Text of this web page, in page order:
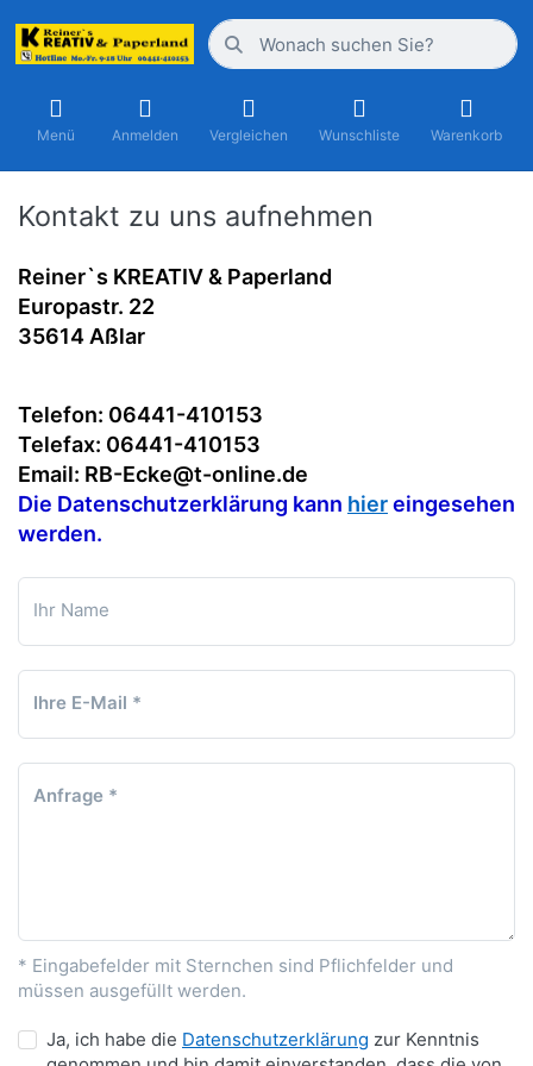
Menü Anmelden Vergleichen Wunschliste Warenkorb
Kontakt zu uns aufnehmen
Reiner`s KREATIV & Paperland
Europastr. 22
35614 Aßlar
Telefon: 06441-410153
Telefax: 06441-410153
Email: RB-Ecke@t-online.de
Die Datenschutzerklärung kann hiereingesehen
werden.
Ihr Name
Ihre E-Mail
Anfrage
* Eingabefelder mit Sternchen sind Pflichfelder und
müssen ausgefüllt werden.
Ja, ich habe die Datenschutzerklärung zur Kenntnis